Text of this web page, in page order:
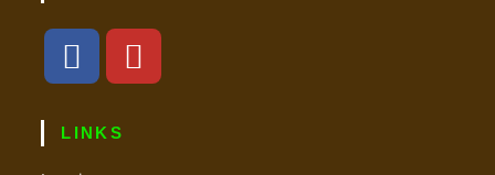
LINKS